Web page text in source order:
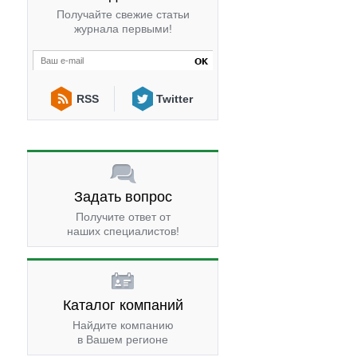
Получайте свежие статьи
журнала первыми!
RSS Twitter
Задать вопрос
Получите ответ от
наших специалистов!
Каталог компаний
Найдите компанию
в Вашем регионе